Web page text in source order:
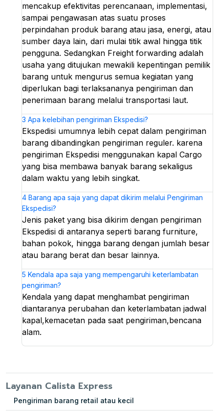
mencakup efektivitas perencanaan, implementasi,
sampai pengawasan atas suatu proses
perpindahan produk barang atau jasa, energi, atau
sumber daya lain, dari mulai titik awal hingga titik
pengguna. Sedangkan Freight forwarding adalah
usaha yang ditujukan mewakili kepentingan pemilik
barang untuk mengurus semua kegiatan yang
diperlukan bagi terlaksananya pengiriman dan
penerimaan barang melalui transportasi laut.
3 Apa kelebihan pengiriman Ekspedisi?
Ekspedisi umumnya lebih cepat dalam pengiriman
barang dibandingkan pengiriman reguler. karena
pengiriman Ekspedisi menggunakan kapal Cargo
yang bisa membawa banyak barang sekaligus
dalam waktu yang lebih singkat.
4 Barang apa saja yang dapat dikirim melalui Pengiriman
Ekspedisi?
Jenis paket yang bisa dikirim dengan pengiriman
Ekspedisi di antaranya seperti barang furniture,
bahan pokok, hingga barang dengan jumlah besar
atau barang berat dan besar lainnya.
5 Kendala apa saja yang mempengaruhi keterlambatan
pengiriman?
Kendala yang dapat menghambat pengiriman
diantaranya perubahan dan keterlambatan jadwal
kapal,kemacetan pada saat pengiriman,bencana
alam.
Layanan Calista Express
Pengiriman barang retail atau kecil